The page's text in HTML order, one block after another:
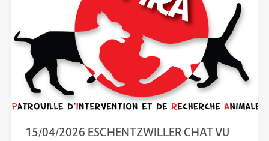
15/04/2026 ESCHENTZWILLER CHAT VU